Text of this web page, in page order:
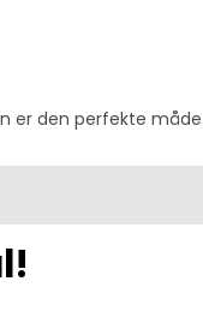
er den perfekte